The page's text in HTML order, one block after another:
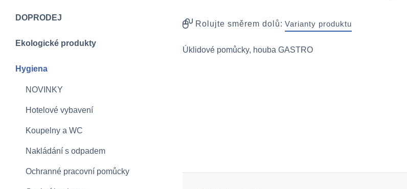
DOPRODEJ
Ekologické produkty
Hygiena
NOVINKY
Hotelové vybavení
Koupelny a WC
Nakládání s odpadem
Ochranné pracovní pomůcky
Rolujte směrem dolů: Varianty produktu
Úklidové pomůcky, houba GASTRO